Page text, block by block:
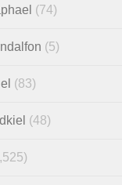
(74)
(5)
(83)
(48)